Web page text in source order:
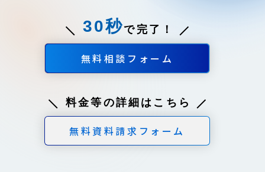
30秒で完了！
無料相談フォーム
料金等の詳細はこちら
無料資料請求フォーム